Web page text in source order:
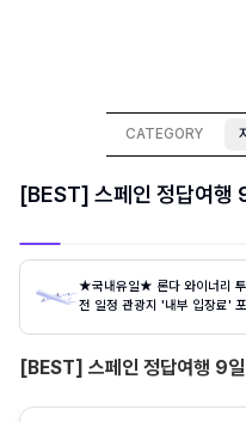
CATEGORY
[BEST] 스페인 정답여행
[BEST] 스페인 정답여행 9일
★국내유일★ 론다 와이너리
전 일정 관광지 '내부 입장료'